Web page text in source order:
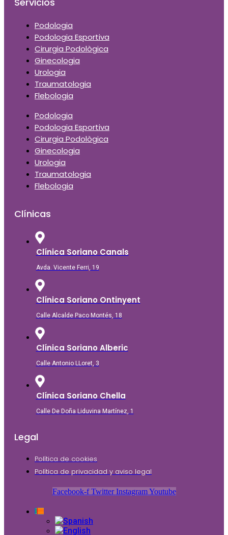
Podologia
Podologia Esportiva
Cirurgia Podològica
Ginecologia
Urologia
Traumatologia
Flebologia
Podologia
Podologia Esportiva
Cirurgia Podològica
Ginecologia
Urologia
Traumatologia
Flebologia
Clínicas
Clínica Soriano Canals
Avda. Vicente Ferri, 19
Clínica Soriano Ontinyent
Calle Alcalde Paco Montés, 18
Clínica Soriano Alberic
Calle Antonio LLoret, 3
Clínica Soriano Chella
Calle De Doña Liduvina Martínez, 1
Legal
Política de cookies
Política de privacidad y aviso legal
Facebook-f Twitter Instagram Youtube